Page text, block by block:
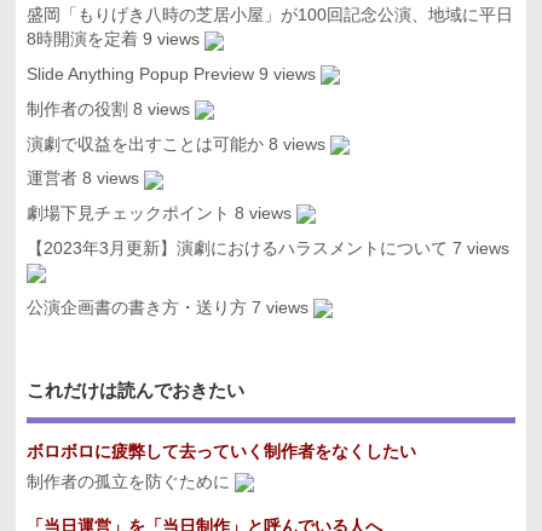
盛岡「もりげき八時の芝居小屋」が100回記念公演、地域に平日
8時開演を定着 9 views
Slide Anything Popup Preview 9 views
制作者の役割 8 views
演劇で収益を出すことは可能か 8 views
運営者 8 views
劇場下見チェックポイント 8 views
【2023年3月更新】演劇におけるハラスメントについて 7 views
公演企画書の書き方・送り方 7 views
これだけは読んでおきたい
ボロボロに疲弊して去っていく制作者をなくしたい
制作者の孤立を防ぐために
「当日運営」を「当日制作」と呼んでいる人へ